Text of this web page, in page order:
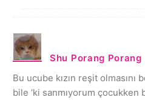
Shu Porang Porang
Bu ucube kızın reşit
bile ‘ki sanmıyorum